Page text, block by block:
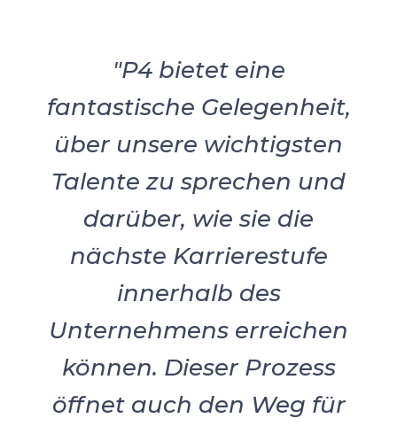
"P4 bietet eine
fantastische Gelegenheit,
über unsere wichtigsten
Talente zu sprechen und
darüber, wie sie die
nächste Karrierestufe
innerhalb des
Unternehmens erreichen
können. Dieser Prozess
öffnet auch den Weg für